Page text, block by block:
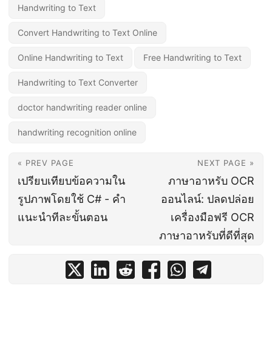
Handwriting to Text
Convert Handwriting to Text Online
Online Handwriting to Text Free Handwriting to Text
Handwriting to Text Converter
doctor handwriting reader online
handwriting recognition online
« PREV PAGE
เปรียบเทียบข้อความใน
รูปภาพโดยใช้ C# - คำ
แนะนำทีละขั้นตอน
NEXT PAGE »
ภาษาอาหรับ OCR
ออนไลน์: ปลดปล่อย
เครื่องมือฟรี OCR
ภาษาอาหรับที่ดีที่สุด